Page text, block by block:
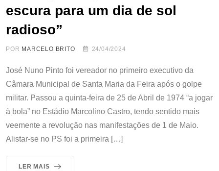
escura para um dia de sol
radioso”
POR MARCELO BRITO 24/04/2024
José Nuno Pinto foi vereador no primeiro executivo da
Câmara Municipal de Santa Maria da Feira após o golpe
militar. Passou a quinta-feira de 25 de Abril de 1974 “a jogar
à bola” no Estádio Marcolino Castro, tendo sentido mais
veemente a revolução nas manifestações de 1 de Maio.
Alistar-se no PS foi a primeira […]
LER MAIS